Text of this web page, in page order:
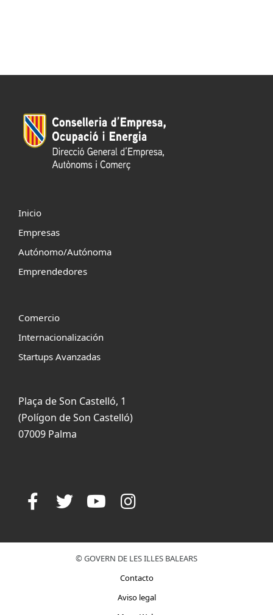
Inicio
Empresas
Autónomo/Autónoma
Emprendedores
Comercio
Internacionalización
Startups Avanzadas
Plaça de Son Castelló, 1
(Polígon de Son Castelló)
07009 Palma
© GOVERN DE LES ILLES BALEARS
Contacto
Aviso legal